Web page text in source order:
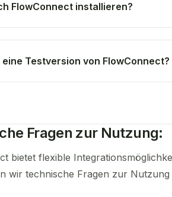
FlowConnect installieren?
eine Testversion von FlowConnect?
Fragen zur Nutzung:
bietet flexible
wir technische Fragen zur